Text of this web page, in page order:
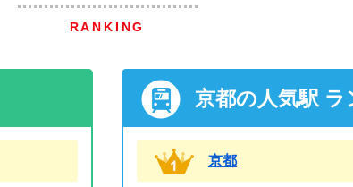
RANKING
京都の人気駅
京都